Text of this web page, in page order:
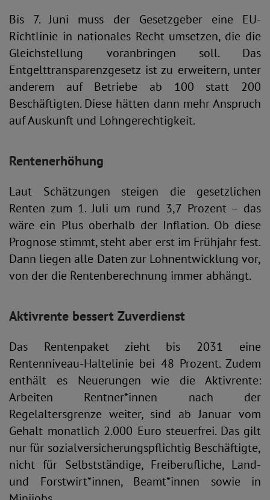
Bis 7. Juni muss der Gesetzgeber eine EU-
Richtlinie in nationales Recht umsetzen, die die
Gleichstellung voranbringen soll. Das
Entgelttransparenzgesetz ist zu erweitern, unter
anderem auf Betriebe ab 100 statt 200
Beschäftigten. Diese hätten dann mehr Anspruch
auf Auskunft und Lohngerechtigkeit.
Rentenerhöhung
Laut Schätzungen steigen die gesetzlichen
Renten zum 1. Juli um rund 3,7 Prozent – das
wäre ein Plus oberhalb der Inflation. Ob diese
Prognose stimmt, steht aber erst im Frühjahr fest.
Dann liegen alle Daten zur Lohnentwicklung vor,
von der die Rentenberechnung immer abhängt.
Aktivrente bessert Zuverdienst
Das Rentenpaket zieht bis 2031 eine
Rentenniveau-Haltelinie bei 48 Prozent. Zudem
enthält es Neuerungen wie die Aktivrente:
Arbeiten Rentner*innen nach der
Regelaltersgrenze weiter, sind ab Januar vom
Gehalt monatlich 2.000 Euro steuerfrei. Das gilt
nur für sozialversicherungspflichtig Beschäftigte,
nicht für Selbstständige, Freiberufliche, Land-
und Forstwirt*innen, Beamt*innen sowie in